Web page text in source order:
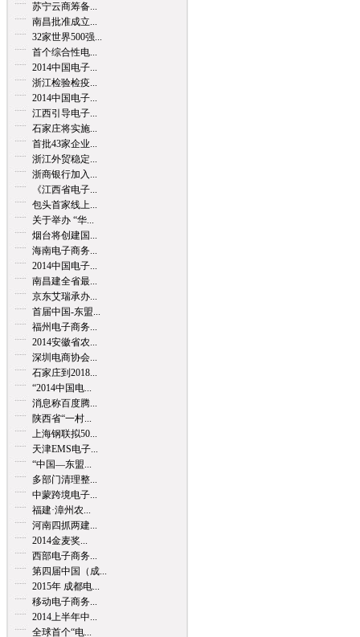
苏宁云商筹备...
南昌批准成立...
32家世界500强...
首个综合性电...
2014中国电子...
浙江检验检疫...
2014中国电子...
江西引导电子...
石家庄将实施...
首批43家企业...
浙江外贸稳定...
浙商银行加入...
《江西省电子...
包头首家线上...
关于举办 “华...
烟台将创建国...
海南电子商务...
2014中国电子...
南昌建全省最...
京东艾瑞承办...
首届中国-东盟...
福州电子商务...
2014安徽省农...
深圳电商协会...
石家庄到2018...
“2014中国电...
消息称百度腾...
陕西省“一村...
上海钢联拟50...
天津EMS电子...
“中国—东盟...
多部门清理整...
中蒙跨境电子...
福建·漳州农...
河南四抓两建...
2014金麦奖...
西部电子商务...
第四届中国（成...
2015年 成都电...
移动电子商务...
2014上半年中...
全球首个“电...